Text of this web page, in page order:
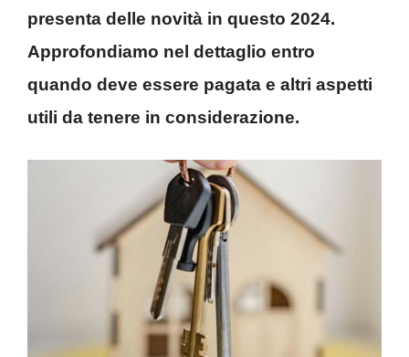
presenta delle novità in questo 2024.
Approfondiamo nel dettaglio entro
quando deve essere pagata e altri aspetti
utili da tenere in considerazione.